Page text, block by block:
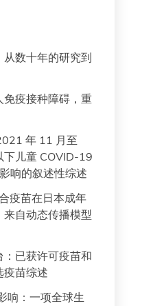
数十年的研究到
免疫接种障碍，重
年 11 月至
儿童 COVID-19
响的叙述性综述
疫苗在日本成年
来自动态传播模型
已获许可疫苗和
疫苗综述
响：一项全球生